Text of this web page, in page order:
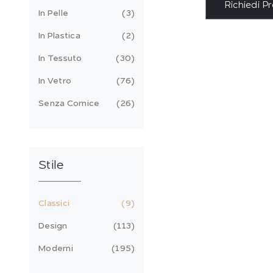
Richiedi
In Pelle 3
In Plastica 2
In Tessuto 30
In Vetro 76
Senza Cornice 26
Stile
Classici 9
Design 113
Moderni 195